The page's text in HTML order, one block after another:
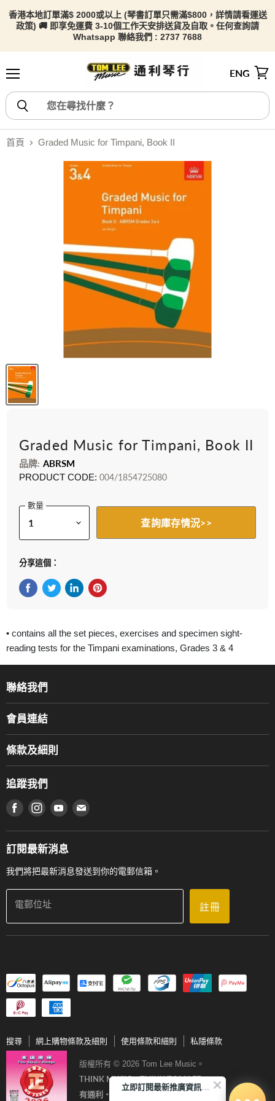
香港本地訂單滿$ 2000或以上 (琴書訂單只需滿$800，詳情請看運送
政策) 🚚 即享免運費 3-10個工作天安排送貨及自取。任何查詢請
Whatsapp 聯絡我們 : 2737 7688
ENG
首頁 Graded Music for Timpani, Book II
Graded Music for Timpani, Book II
品牌: ABRSM
PRODUCT CODE: 004/1854725080
數量
查詢庫存情況>>
分享這個：
• contains all the set pieces, exercises and specimen sight-
reading tests for the Timpani examinations, Grades 3 & 4
聯絡我們
服務部
通利工程
登記保養
產品序號查詢
聯絡我們
會員連結
香港管弦樂導師協會
條款及細則
使用條款及細則
私隱條款
門市購買產品及服務
追蹤我們
在 Facebook 上找到我們
在 Instagram 上找到我們
在 Youtube 上找到我們
在 電子郵件 上找到我們
訂閱最新消息
我們將把最新消息發送到你的電郵信箱。
電郵位址 註冊
搜尋 網上購物條款及細則 使用條款和細則 私隱條款
版權所有 © 2026 Tom Lee Music。
THINK MUSIC．THINK TOM LEE
有通利‧音樂更完美
立即訂閱最新推廣資訊Subscribe me!